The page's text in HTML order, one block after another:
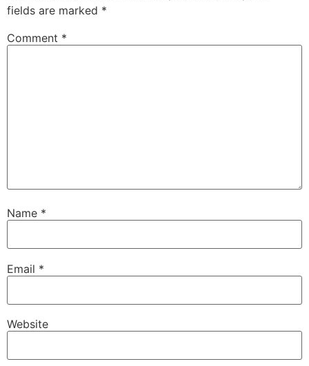
fields are marked *
Comment *
Name *
Email *
Website